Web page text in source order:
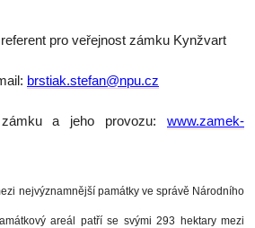
pro veřejnost zámku Kynžvart
brstiak.stefan@npu.cz
a jeho provozu: www.zamek-
nejvýznamnější památky ve správě Národního
areál patří se svými 293 hektary mezi